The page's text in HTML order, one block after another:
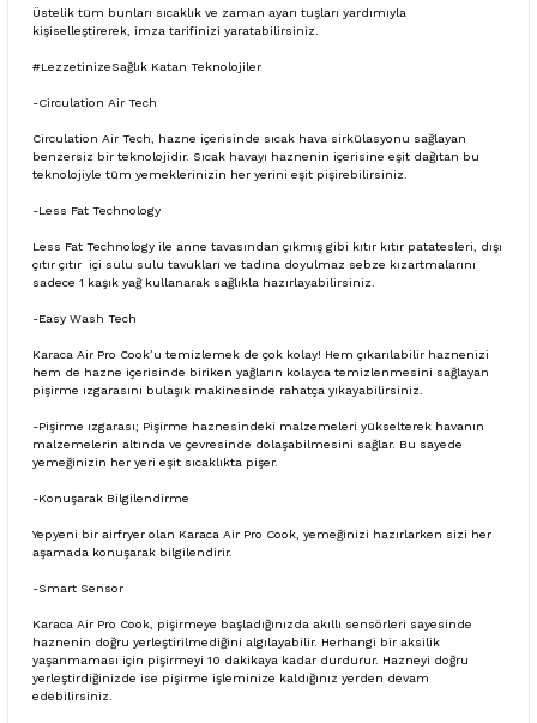
Üstelik tüm bunları sıcaklık ve zaman ayarı tuşları yardımıyla
kişiselleştirerek, imza tarifinizi yaratabilirsiniz.
#LezzetinizeSağlık Katan Teknolojiler
-Circulation Air Tech
Circulation Air Tech, hazne içerisinde sıcak hava sirkülasyonu sağlayan
benzersiz bir teknolojidir. Sıcak havayı haznenin içerisine eşit dağıtan bu
teknolojiyle tüm yemeklerinizin her yerini eşit pişirebilirsiniz.
-Less Fat Technology
Less Fat Technology ile anne tavasından çıkmış gibi kıtır kıtır patatesleri, dışı
çıtır çıtır içi sulu sulu tavukları ve tadına doyulmaz sebze kızartmalarını
sadece 1 kaşık yağ kullanarak sağlıkla hazırlayabilirsiniz.
-Easy Wash Tech
Karaca Air Pro Cook’u temizlemek de çok kolay! Hem çıkarılabilir haznenizi
hem de hazne içerisinde biriken yağların kolayca temizlenmesini sağlayan
pişirme ızgarasını bulaşık makinesinde rahatça yıkayabilirsiniz.
-Pişirme ızgarası; Pişirme haznesindeki malzemeleri yükselterek havanın
malzemelerin altında ve çevresinde dolaşabilmesini sağlar. Bu sayede
yemeğinizin her yeri eşit sıcaklıkta pişer.
-Konuşarak Bilgilendirme
Yepyeni bir airfryer olan Karaca Air Pro Cook, yemeğinizi hazırlarken sizi her
aşamada konuşarak bilgilendirir.
-Smart Sensor
Karaca Air Pro Cook, pişirmeye başladığınızda akıllı sensörleri sayesinde
haznenin doğru yerleştirilmediğini algılayabilir. Herhangi bir aksilik
yaşanmaması için pişirmeyi 10 dakikaya kadar durdurur. Hazneyi doğru
yerleştirdiğinizde ise pişirme işleminize kaldığınız yerden devam
edebilirsiniz.